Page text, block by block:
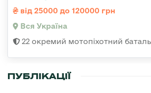
від 25000 до 120000 грн
Вся Україна
22 окремий мотопіхотний
ПУБЛІКАЦІЇ